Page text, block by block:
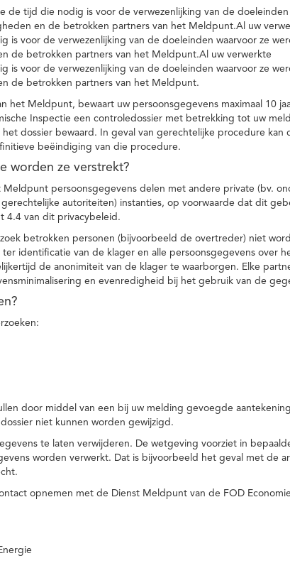
tijd die nodig is voor de verwezenlijking van de doeleinden
en de betrokken partners van het Meldpunt.Al uw
voor de verwezenlijking van de doeleinden waarvoor ze
de betrokken partners van het Meldpunt.Al uw verwerkte
voor de verwezenlijking van de doeleinden waarvoor ze
de betrokken partners van het Meldpunt.
het Meldpunt, bewaart uw persoonsgegevens maximaal 10
Inspectie een controledossier met betrekking tot uw
dossier bewaard. In geval van gerechtelijke procedure kan
beëindiging van die procedure.
worden ze verstrekt?
persoonsgegevens delen met andere private (bv.
autoriteiten) instanties, op voorwaarde dat dit
4.4 van dit privacybeleid.
betrokken personen (bijvoorbeeld de overtreder) niet
identificatie van de klager en alle persoonsgegevens over
de anonimiteit van de klager te waarborgen. Elke
en evenredigheid bij het gebruik van de
door middel van een bij uw melding gevoegde
niet kunnen worden gewijzigd.
te laten verwijderen. De wetgeving voorziet in
worden verwerkt. Dat is bijvoorbeeld het geval met de
opnemen met de Dienst Meldpunt van de FOD